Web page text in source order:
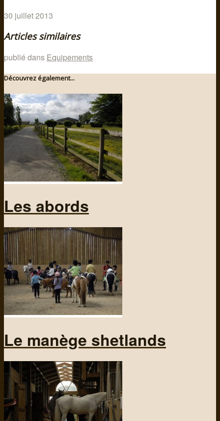
30 juillet 2013
Articles similaires
publié dans Equipements
Découvrez également...
Les abords
Le manège shetlands